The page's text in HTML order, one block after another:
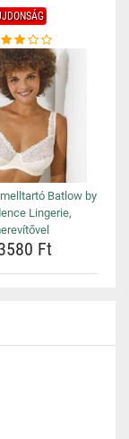
Batlow by
Lingerie,
Ft